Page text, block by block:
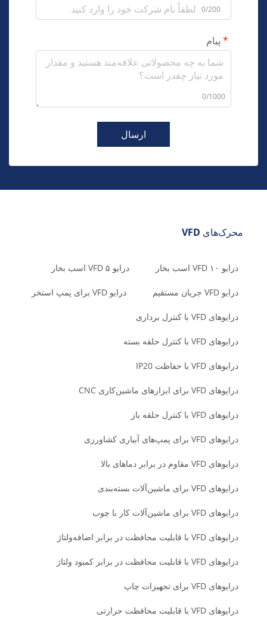
0/200
پیام
0/1000
ارسال
محرک‌های VFD
درایو VFD ۱۰ اسب بخار درایو VFD ۵ اسب بخار
درایو VFD جریان مستقیم درایو VFD برای پمپ استخر
درایوهای VFD با کنترل برداری
درایوهای VFD با کنترل حلقه بسته
درایوهای VFD با حفاظت IP20
درایوهای VFD برای ابزارهای ماشین‌کاری CNC
درایوهای VFD با کنترل حلقه باز
درایوهای VFD برای پمپ‌های آبیاری کشاورزی
درایوهای VFD مقاوم در برابر دماهای بالا
درایوهای VFD برای ماشین‌آلات بسته‌بندی
درایوهای VFD برای ماشین‌آلات کار با چوب
درایوهای VFD با قابلیت محافظت در برابر اضافه‌ولتاژ
درایوهای VFD با قابلیت محافظت در برابر کمبود ولتاژ
درایوهای VFD برای تجهیزات چاپ
درایوهای VFD با قابلیت محافظت حرارتی